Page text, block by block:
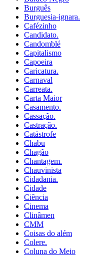
Burguês
Burguesia-ignara.
Cafézinho
Candidato.
Candomblé
Capitalismo
Capoeira
Caricatura.
Carnaval
Carreata.
Carta Maior
Casamento.
Cassação.
Castração.
Catástrofe
Chabu
Chagão
Chantagem.
Chauvinista
Cidadania.
Cidade
Ciência
Cinema
Clinâmen
CMM
Coisas do além
Colere.
Coluna do Meio